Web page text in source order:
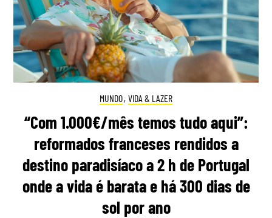
MUNDO, VIDA & LAZER
“Com 1.000€/mês temos tudo aqui”:
reformados franceses rendidos a
destino paradisíaco a 2 h de Portugal
onde a vida é barata e há 300 dias de
sol por ano